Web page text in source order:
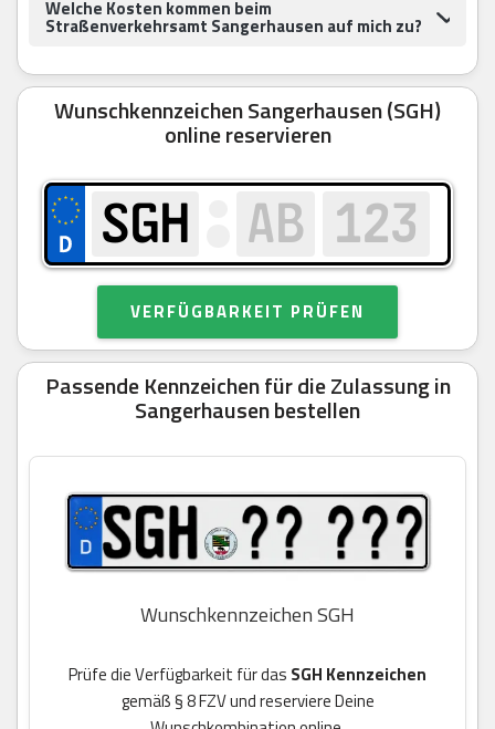
Welche Kosten kommen beim
Straßenverkehrsamt Sangerhausen auf mich zu?
Wunschkennzeichen Sangerhausen (SGH)
online reservieren
VERFÜGBARKEIT PRÜFEN
Passende Kennzeichen für die Zulassung in
Sangerhausen bestellen
Wunschkennzeichen SGH
Prüfe die Verfügbarkeit für das SGH Kennzeichen
gemäß § 8 FZV und reserviere Deine